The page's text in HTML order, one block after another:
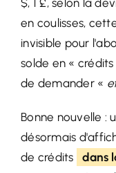
$, 1 £, selon la
en coulisses,
invisible pour
solde en «
de demander «
Bonne nouvelle :
désormais
de crédits
dans